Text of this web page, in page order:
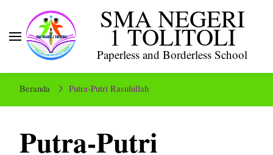
SMA NEGERI
1 TOLITOLI
Paperless and Borderless School
Beranda Putra-Putri Rasulullah
Putra-Putri